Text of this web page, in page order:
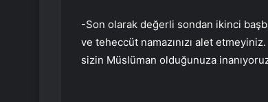
-Son olarak değerli sondan ikinci
ve teheccüt namazınızı alet
sizin Müslüman olduğunuza